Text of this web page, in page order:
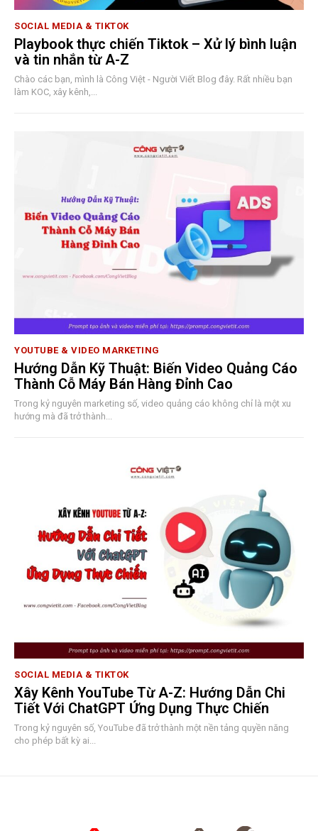
SOCIAL MEDIA & TIKTOK
Playbook thực chiến Tiktok – Xử lý bình luận
và tin nhắn từ A-Z
Chào các bạn, mình là Công Việt - Người Viết Blog đây. Rất nhiều bạn
làm KOC, xây kênh,...
YOUTUBE & VIDEO MARKETING
Hướng Dẫn Kỹ Thuật: Biến Video Quảng Cáo
Thành Cỗ Máy Bán Hàng Đỉnh Cao
Trong kỷ nguyên marketing số, video quảng cáo không chỉ là một xu
hướng mà đã trở thành...
SOCIAL MEDIA & TIKTOK
Xây Kênh YouTube Từ A-Z: Hướng Dẫn Chi
Tiết Với ChatGPT Ứng Dụng Thực Chiến
Trong kỷ nguyên số, YouTube đã trở thành một nền tảng quyền năng
cho phép bất kỳ ai...